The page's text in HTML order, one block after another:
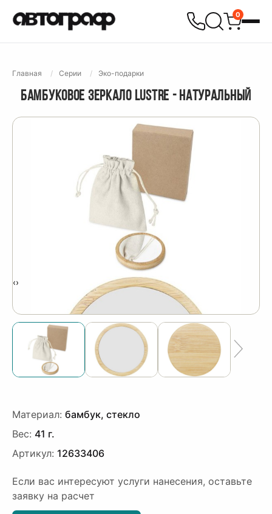
0
Главная Серии Эко-подарки
БАМБУКОВОЕ ЗЕРКАЛО LUSTRE - НАТУРАЛЬНЫЙ
‹›
Материал: бамбук, стекло
Вес: 41 г.
Артикул: 12633406
Если вас интересуют услуги нанесения, оставьте
заявку на расчет